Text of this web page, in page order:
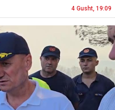
4 Gusht, 19:09